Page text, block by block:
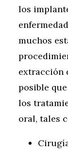
los
muchos
extracción
posible
los
oral, tales